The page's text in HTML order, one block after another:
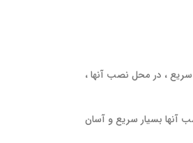
، در محل نصب آنها ،
آنها بسیار سریع و آسان